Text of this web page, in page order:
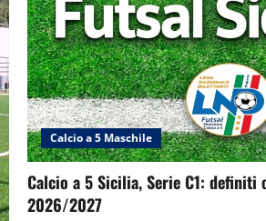
Calcio a 5 Maschile
Calcio a 5 Sicilia, Serie C1:
2026/2027